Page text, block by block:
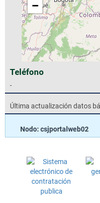
−
Teléfono
-
Última actualización datos
Nodo: csjportalweb02